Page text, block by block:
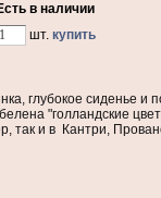
в наличии
шт. купить
глубокое сиденье и
"голландские
так и в Кантри,